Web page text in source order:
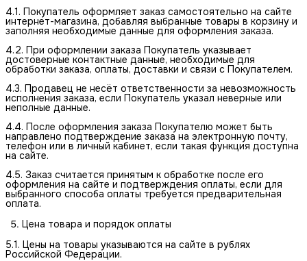
4.1. Покупатель оформляет заказ самостоятельно на сайте
интернет-магазина, добавляя выбранные товары в корзину и
заполняя необходимые данные для оформления заказа.
4.2. При оформлении заказа Покупатель указывает
достоверные контактные данные, необходимые для
обработки заказа, оплаты, доставки и связи с Покупателем.
4.3. Продавец не несёт ответственности за невозможность
исполнения заказа, если Покупатель указал неверные или
неполные данные.
4.4. После оформления заказа Покупателю может быть
направлено подтверждение заказа на электронную почту,
телефон или в личный кабинет, если такая функция доступна
на сайте.
4.5. Заказ считается принятым к обработке после его
оформления на сайте и подтверждения оплаты, если для
выбранного способа оплаты требуется предварительная
оплата.
Цена товара и порядок оплаты
5.1. Цены на товары указываются на сайте в рублях
Российской Федерации.